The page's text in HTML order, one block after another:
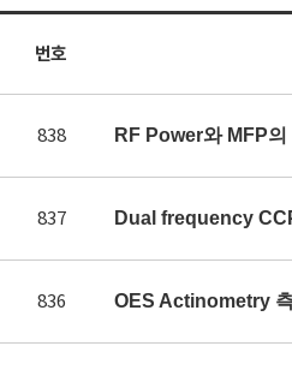
번호
838 RF Power와 MFP의
837 Dual frequency
836 OES Actinometry